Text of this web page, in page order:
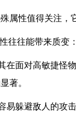
属性值得关注，
往往能带来质变：
在面对高敏捷怪
著。
易躲避敌人的攻